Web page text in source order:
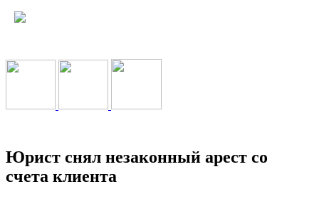
Юрист снял незаконный арест со
счета клиента